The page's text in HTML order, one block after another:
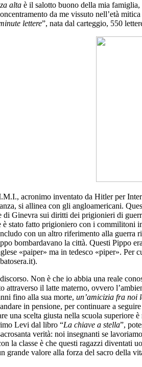
alta è il salotto buono della mia
da me vissuto nell’età
lettere”, nata dal carteggio, 550
acronimo inventato da Hitler per
si allinea con gli angloamericani.
Ginevra sui diritti dei prigionieri di
stato fatto prigioniero con i
con un altro riferimento alla
bombardavano la città. Questi Pippo
«paiper» ma in tedesco «piper».
Non è che io abbia una reale
attraverso il latte materno, ovvero
fino alla sua morte, un’amicizia fra noi
in pensione, per continuare a
una scelta giusta nella scuola superiore
Levi dal libro “La chiave a stella”,
verità: noi insegnanti se
la classe è che questi ragazzi
grande valore alla forza del sacro della